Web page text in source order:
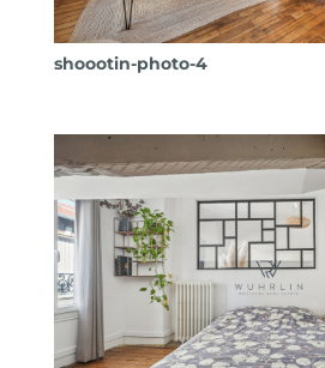
shoootin-photo-4